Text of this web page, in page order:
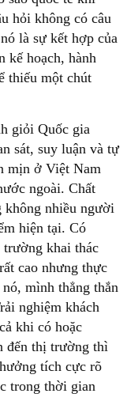
hỏi không có câu
là sự kết hợp của
kế hoạch, hành
thiếu một chút
giỏi Quốc gia
sát, suy luận và tự
mịn ở Việt Nam
ngoài. Chất
nhiều người
hiện tại. Có
khai thác
cao nhưng thực
mình thẳng thắn
nghiệm khách
khi có hoặc
đến thị trường thì
tích cực rõ
trong thời gian